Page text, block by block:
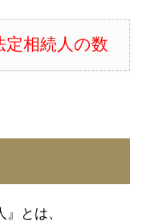
定相続人の数
とは、